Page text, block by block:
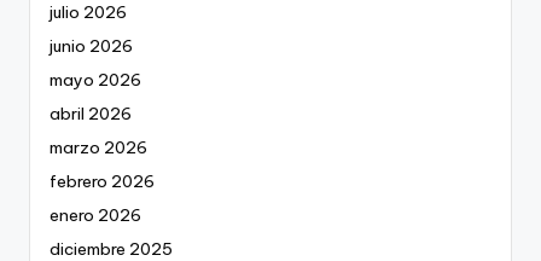
julio 2026
junio 2026
mayo 2026
abril 2026
marzo 2026
febrero 2026
enero 2026
diciembre 2025